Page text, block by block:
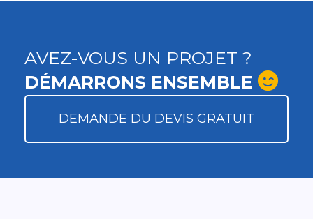
AVEZ-VOUS UN PROJET ?
DÉMARRONS ENSEMBLE
DEMANDE DU DEVIS GRATUIT